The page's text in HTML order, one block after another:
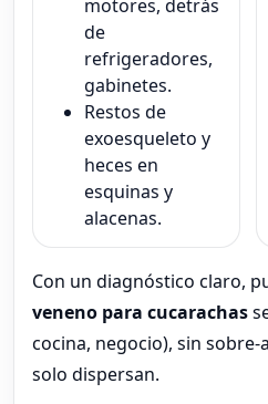
motores, detrás
de
refrigeradores,
gabinetes.
Restos de
exoesqueleto y
heces en
esquinas y
alacenas.
Con un diagnóstico claro,
veneno para cucarachas
cocina, negocio), sin
solo dispersan.